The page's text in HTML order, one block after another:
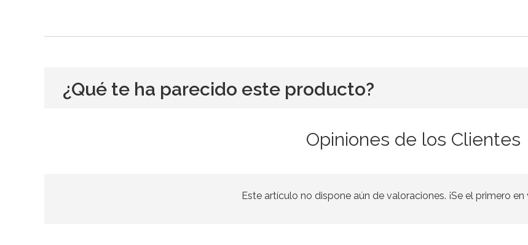
¿Qué te ha parecido este producto?
Opiniones de los Clientes
Este artículo no dispone aún de valoraciones. ¡Se el primero en